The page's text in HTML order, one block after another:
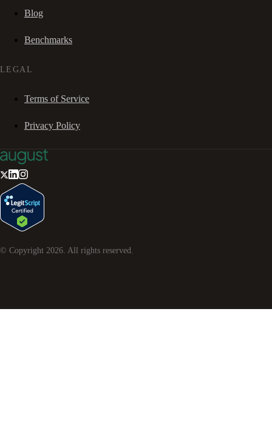
Blog
Benchmarks
LEGAL
Terms of Service
Privacy Policy
© Copyright 2026. All rights reserved.